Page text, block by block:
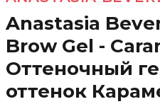
Anastasia
Brow Gel -
Оттеночный
оттенок